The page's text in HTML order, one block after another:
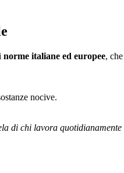
norme italiane ed europee,
nocive.
di chi lavora